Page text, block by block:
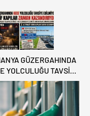
GÜZERGAHINDA
YOLCULUĞU TAVSİYE
ALTERNATİF
ZAMAN